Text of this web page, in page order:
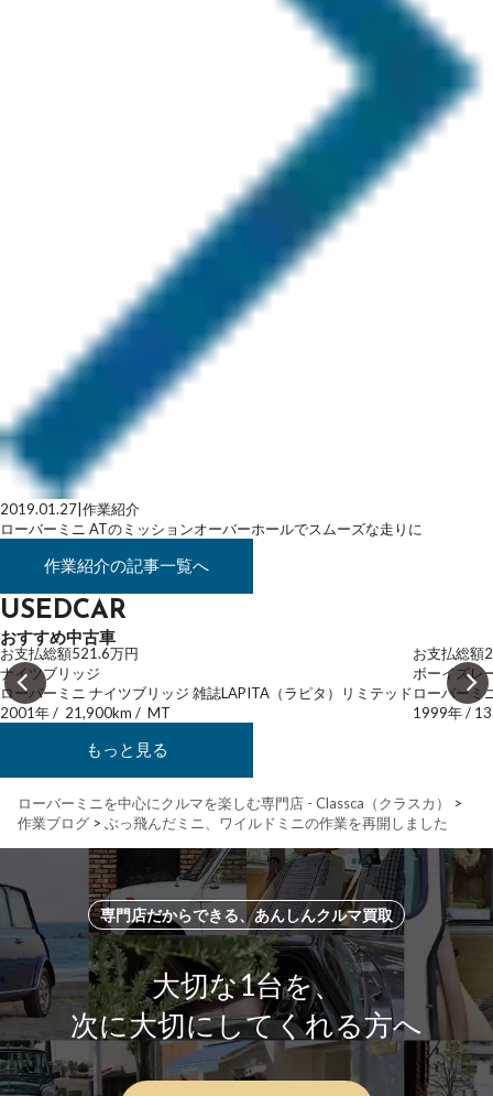
2019.01.27 作業紹介
ローバーミニ ATのミッションオーバーホールでスムーズな走りに
作業紹介の記事一覧へ
USEDCAR
おすすめ中古車
お支払総額521.6万円
ナイツブリッジ
ローバーミニ ナイツブリッジ 雑誌LAPITA（ラピタ）リミテッド
2001年/ 21,900km / MT
お支払総額
ボーイズレ
ローバーミ
1999年/
もっと見る
ローバーミニを中心にクルマを楽しむ専門店 - Classca（クラスカ）
>
作業ブログ > ぶっ飛んだミニ、ワイルドミニの作業を再開しました
専門店だからできる、あんしんクルマ買取
大切な1台を、
次に大切にしてくれる方へ